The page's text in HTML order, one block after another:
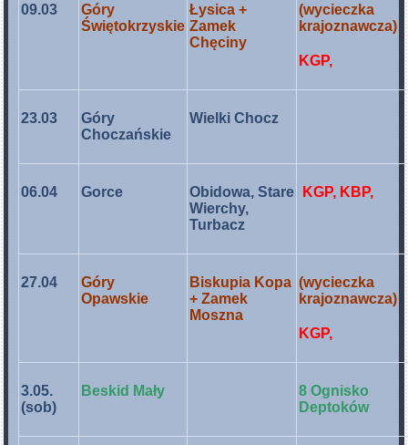
09.03
Góry
Świętokrzyskie
Łysica +
Zamek
Chęciny
(wycieczka
krajoznawcza)
KGP,
23.03
Góry
Choczańskie
Wielki Chocz
06.04 Gorce
Obidowa, Stare
Wierchy,
Turbacz
KGP, KBP,
27.04
Góry
Opawskie
Biskupia Kopa
+ Zamek
Moszna
(wycieczka
krajoznawcza)
KGP,
3.05.
(sob)
Beskid Mały
8 Ognisko
Deptoków